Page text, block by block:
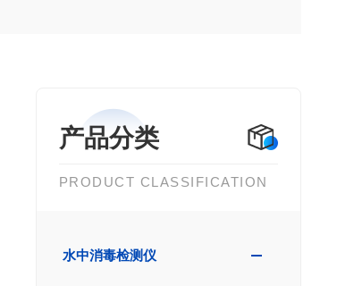
产品分类
PRODUCT CLASSIFICATION
水中消毒检测仪